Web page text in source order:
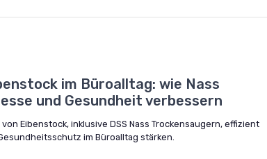
im Büroalltag: wie Nass
und Gesundheit verbessern
Eibenstock, inklusive DSS Nass Trockensaugern, effizient
im Büroalltag stärken.